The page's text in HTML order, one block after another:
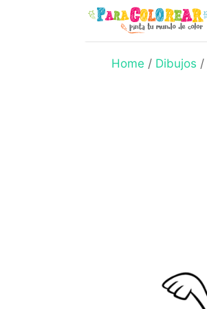
Home / Dibujos /